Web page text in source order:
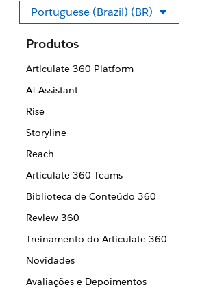
Portuguese (Brazil) (BR)
Selecione seu idioma
Produtos
Articulate 360 Platform
AI Assistant
Rise
Storyline
Reach
Articulate 360 Teams
Biblioteca de Conteúdo 360
Review 360
Treinamento do Articulate 360
Novidades
Avaliações e Depoimentos